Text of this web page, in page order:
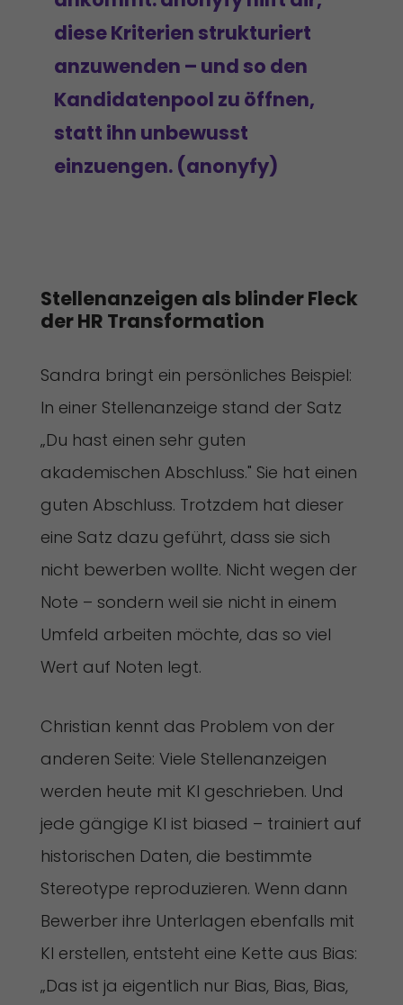
diese Kriterien strukturiert
anzuwenden – und so den
Kandidatenpool zu öffnen,
statt ihn unbewusst
einzuengen. (anonyfy)
Stellenanzeigen als blinder Fleck
der HR Transformation
Sandra bringt ein persönliches Beispiel:
In einer Stellenanzeige stand der Satz
„Du hast einen sehr guten
akademischen Abschluss." Sie hat einen
guten Abschluss. Trotzdem hat dieser
eine Satz dazu geführt, dass sie sich
nicht bewerben wollte. Nicht wegen der
Note – sondern weil sie nicht in einem
Umfeld arbeiten möchte, das so viel
Wert auf Noten legt.
Christian kennt das Problem von der
anderen Seite: Viele Stellenanzeigen
werden heute mit KI geschrieben. Und
jede gängige KI ist biased – trainiert auf
historischen Daten, die bestimmte
Stereotype reproduzieren. Wenn dann
Bewerber ihre Unterlagen ebenfalls mit
KI erstellen, entsteht eine Kette aus Bias:
„Das ist ja eigentlich nur Bias, Bias, Bias,